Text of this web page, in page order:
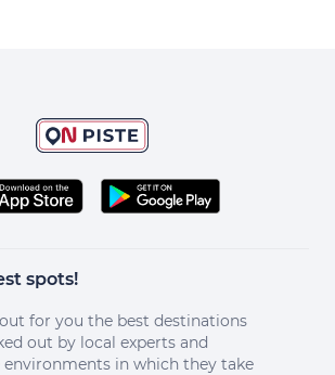
spots!
for you the best destinations
out by local experts and
in which they take